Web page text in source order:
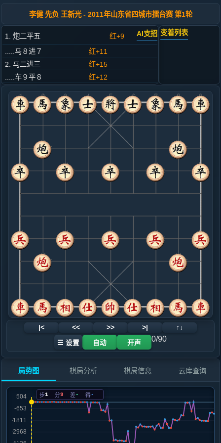
李健 先负 王新光 - 2011年山东省四城市擂台赛 第1轮
1. 炮二平五 红+9 AI支招
.....马８进７
红+11
2. 马二进三
红+15
.....车９平８
红+12
3. 车一平二
红+11
.....卒７进１
红+11
4. 车二进六
红+10
.....马２进３
红+7
5. 兵七进一
红+8
.....象３进５
6. 马八进七
红+22
.....砲２进１
红+22
7. 车二平三
红+3
车九进一
8. 马七进六
红+5
.....卒３进１
红+4
9. 马六进七
红+3
.....卒３进１
10. 炮八平七
红+5
.....砲２进３
红+6
红+2
.....卒３进１
红+8
12. 车九平八
红+0
红+3
黑+4
炮七退一
.....砲８退１
红+0
14. 车三平四
黑+1
炮七退一
.....卒３进１
黑+2
15. 车四进四
黑+1020
.....车１平３
黑+31
16. 马七进八
.....车３进１
变着列表
|< << >> >| ↑↓
☰ 设置 自动 开声 0/90
局势图 棋局分析 棋局信息 云库查询
步1 分9 差- 得-